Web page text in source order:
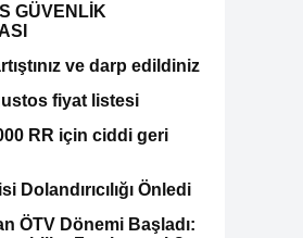
GÜVENLİK
ve darp edildiniz
fiyat listesi
RR için ciddi geri
Dolandırıcılığı Önledi
ÖTV Dönemi Başladı: